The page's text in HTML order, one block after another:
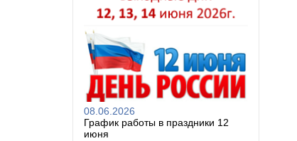
08.06.2026
График работы в праздники 12
июня